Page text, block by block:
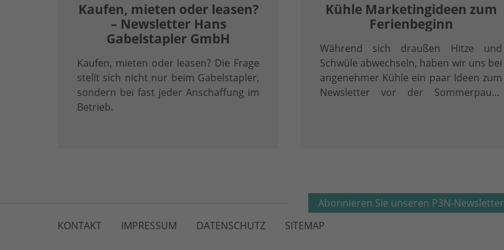
Kaufen, mieten oder leasen?
– Newsletter Hans
Gabelstapler GmbH
Kaufen, mieten oder leasen? Die Frage
stellt sich nicht nur beim Gabelstapler,
sondern bei fast jeder Anschaffung im
Betrieb.
Kühle Marketingideen zum
Ferienbeginn
Während sich draußen Hitze und
Schwüle abwechseln, haben wir uns bei
angenehmer Kühle ein paar Ideen zum
Newsletter vor der Sommerpause
Abonnieren Sie unseren P3N-Newsletter
KONTAKT
IMPRESSUM DATENSCHUTZ SITEMAP